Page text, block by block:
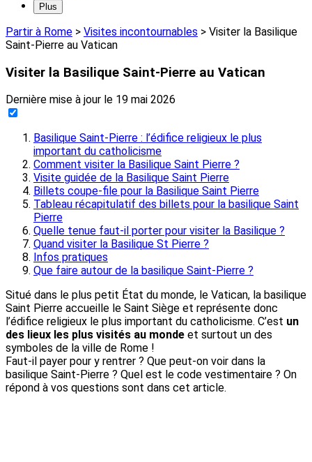
Plus
Partir à Rome > Visites incontournables > Visiter la Basilique
Saint-Pierre au Vatican
Visiter la Basilique Saint-Pierre au Vatican
Dernière mise à jour le 19 mai 2026
Basilique Saint-Pierre : l’édifice religieux le plus
important du catholicisme
Comment visiter la Basilique Saint Pierre ?
Visite guidée de la Basilique Saint Pierre
Billets coupe-file pour la Basilique Saint Pierre
Tableau récapitulatif des billets pour la basilique Saint
Pierre
Quelle tenue faut-il porter pour visiter la Basilique ?
Quand visiter la Basilique St Pierre ?
Infos pratiques
Que faire autour de la basilique Saint-Pierre ?
Situé dans le plus petit État du monde, le Vatican, la basilique
Saint Pierre accueille le Saint Siège et représente donc
l’édifice religieux le plus important du catholicisme. C’est un
des lieux les plus visités au monde et surtout un des
symboles de la ville de Rome !
Faut-il payer pour y rentrer ? Que peut-on voir dans la
basilique Saint-Pierre ? Quel est le code vestimentaire ? On
répond à vos questions sont dans cet article.